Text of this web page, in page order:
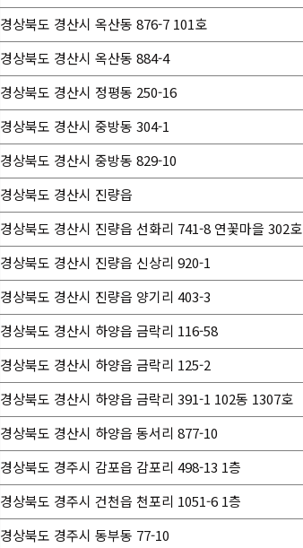
경상북도 경산시 옥산동 876-7 101호
경상북도 경산시 옥산동 884-4
경상북도 경산시 정평동 250-16
경상북도 경산시 중방동 304-1
경상북도 경산시 중방동 829-10
경상북도 경산시 진량읍
경상북도 경산시 진량읍 선화리 741-8 연꽃마을 302호
경상북도 경산시 진량읍 신상리 920-1
경상북도 경산시 진량읍 양기리 403-3
경상북도 경산시 하양읍 금락리 116-58
경상북도 경산시 하양읍 금락리 125-2
경상북도 경산시 하양읍 금락리 391-1 102동 1307호
경상북도 경산시 하양읍 동서리 877-10
경상북도 경주시 감포읍 감포리 498-13 1층
경상북도 경주시 건천읍 천포리 1051-6 1층
경상북도 경주시 동부동 77-10